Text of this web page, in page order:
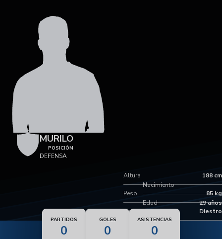
MURILO
POSICIÓN
DEFENSA
Altura 188 cm
Peso 85 kg
Pie dominante Diestro
Nacimiento
Edad 29 años
PARTIDOS
0
GOLES
0
ASISTENCIAS
0